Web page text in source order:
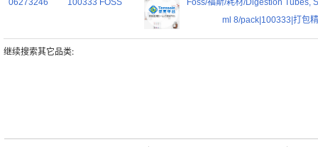
06273246 100333 FOSS
Foss/福斯/耗材/Digestion Tubes,
ml 8/pack|100333|打包
继续搜索其它品类: